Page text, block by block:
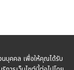
นบุคคล เพื่อให้คุณได้รับ